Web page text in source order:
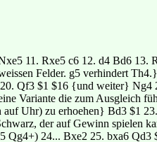
11. Rxe5 c6 12. d4 Bd6 13.
Felder. g5 verhindert
Qf3 $1 $16 {und weiter} Ng4
Variante die zum Ausgleich
Uhr) zu erhoehen} Bd3 $1
der auf Gewinn spielen
24... Bxe2 25. bxa6 Qd3